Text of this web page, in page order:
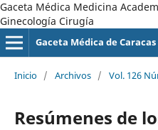
Gaceta Médica Medicina
Ginecología Cirugía
Gaceta Médica de Caracas
Inicio / Archivos / Vol. 126
Resúmenes de